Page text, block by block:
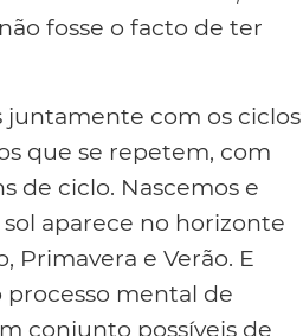
fosse o facto de ter
juntamente com os ciclos
que se repetem, com
de ciclo. Nascemos e
aparece no horizonte
Primavera e Verão. E
mental de
conjunto possíveis de